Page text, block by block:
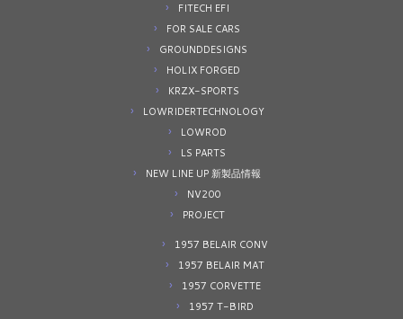
FITECH EFI
FOR SALE CARS
GROUNDDESIGNS
HOLIX FORGED
KRZX-SPORTS
LOWRIDERTECHNOLOGY
LOWROD
LS PARTS
NEW LINE UP 新製品情報
NV200
PROJECT
1957 BELAIR CONV
1957 BELAIR MAT
1957 CORVETTE
1957 T-BIRD